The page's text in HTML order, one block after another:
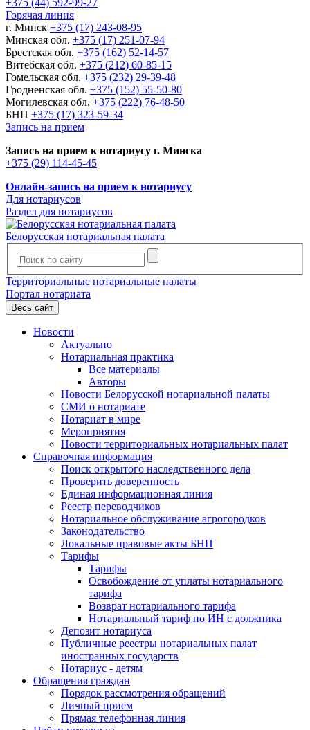
+375 (44) 592-99-27
Горячая линия
г. Минск +375 (17) 243-08-95
Минская обл. +375 (17) 251-07-94
Брестская обл. +375 (162) 52-14-57
Витебская обл. +375 (212) 60-85-15
Гомельская обл. +375 (232) 29-39-48
Гродненская обл. +375 (152) 55-50-80
Могилевская обл. +375 (222) 76-48-50
БНП +375 (17) 323-59-34
Запись на прием
Запись на прием к нотариусу г. Минска
+375 (29) 114-45-45
Онлайн-запись на прием к нотариусу
Для нотариусов
Раздел для нотариусов
Белорусская нотариальная палата
Территориальные нотариальные палаты
Портал нотариата
Весь сайт
Новости
Актуально
Нотариальная практика
Все материалы
Авторы
Новости Белорусской нотариальной палаты
СМИ о нотариате
Нотариат в мире
Мероприятия
Новости территориальных нотариальных палат
Справочная информация
Поиск открытого наследственного дела
Проверить доверенность
Единая информационная линия
Реестр переводчиков
Нотариальное обслуживание агрогородков
Законодательство
Локальные правовые акты БНП
Тарифы
Тарифы
Освобождение от уплаты нотариального
тарифа
Возврат нотариального тарифа
Нотариальный тариф по ИН с должника
Депозит нотариуса
Публичные реестры нотариальных палат
иностранных государств
Нотариус - детям
Обращения граждан
Порядок рассмотрения обращений
Личный прием
Прямая телефонная линия